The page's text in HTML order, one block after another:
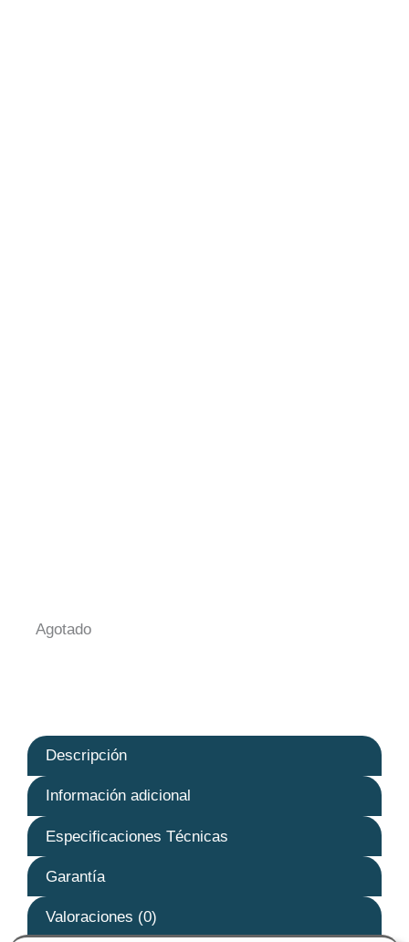
Agotado
Descripción
Información adicional
Especificaciones Técnicas
Garantía
Valoraciones (0)